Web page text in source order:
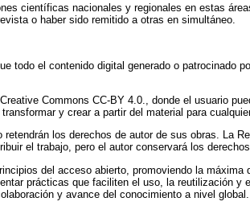
científicas nacionales y regionales en estas
o haber sido remitido a otras en simultáneo.
todo el contenido digital generado o patrocinado
Commons CC-BY 4.0., donde el usuario
y crear a partir del material para
los derechos de autor de sus obras. La
el trabajo, pero el autor conservará los
del acceso abierto, promoviendo la máxima
prácticas que faciliten el uso, la reutilización y
y avance del conocimiento a nivel global.